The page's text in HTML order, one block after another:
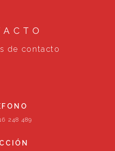
de contacto
248 489